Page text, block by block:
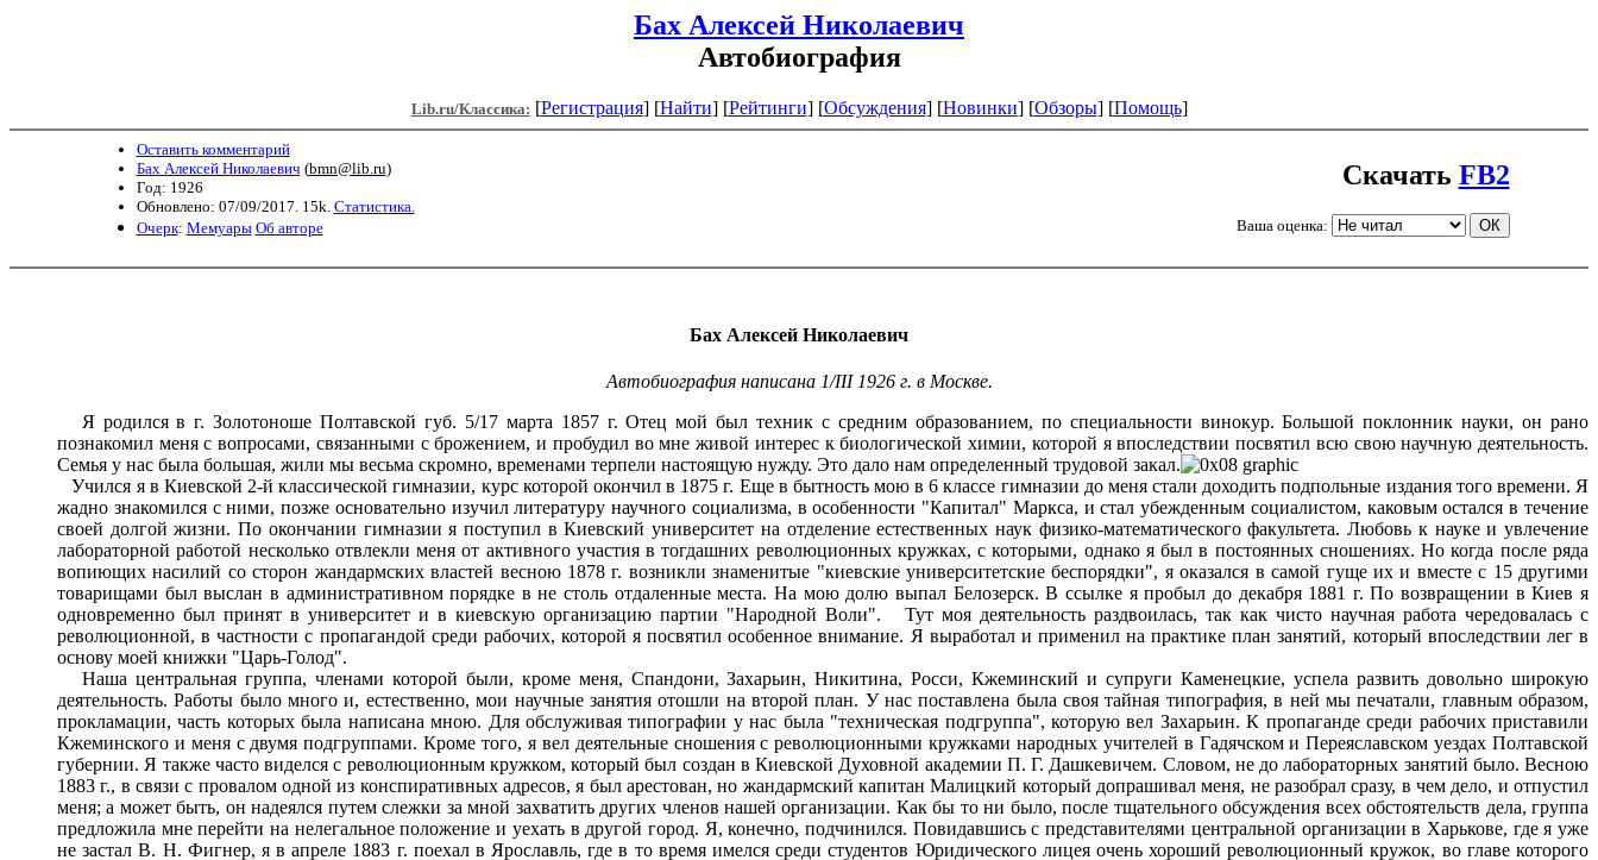
Бах Алексей Николаевич
Автобиография
Lib.ru/Классика: [Регистрация] [Найти] [Рейтинги] [Обсуждения] [Новинки] [Обзоры] [Помощь]
Оставить комментарий
Бах Алексей Николаевич (bmn@lib.ru)
Год: 1926
Обновлено: 07/09/2017. 15k. Статистика.
Очерк: Мемуары Об авторе
Скачать FB2
Ваша оценка:
Бах Алексей Николаевич
Автобиография написана 1/III 1926 г. в Москве.
Я родился в г. Золотоноше Полтавской губ. 5/17 марта 1857 г. Отец мой был техник с средним образованием, по специальности винокур. Большой поклонник науки, он рано
познакомил меня с вопросами, связанными с брожением, и пробудил во мне живой интерес к биологической химии, которой я впоследствии посвятил всю свою научную деятельность.
Семья у нас была большая, жили мы весьма скромно, временами терпели настоящую нужду. Это дало нам определенный трудовой закал.
Учился я в Киевской 2-й классической гимназии, курс которой окончил в 1875 г. Еще в бытность мою в 6 классе гимназии до меня стали доходить подпольные издания того времени. Я
жадно знакомился с ними, позже основательно изучил литературу научного социализма, в особенности "Капитал" Маркса, и стал убежденным социалистом, каковым остался в течение
своей долгой жизни. По окончании гимназии я поступил в Киевский университет на отделение естественных наук физико-математического факультета. Любовь к науке и увлечение
лабораторной работой несколько отвлекли меня от активного участия в тогдашних революционных кружках, с которыми, однако я был в постоянных сношениях. Но когда после ряда
вопиющих насилий со сторон жандармских властей весною 1878 г. возникли знаменитые "киевские университетские беспорядки", я оказался в самой гуще их и вместе с 15 другими
товарищами был выслан в административном порядке в не столь отдаленные места. На мою долю выпал Белозерск. В ссылке я пробыл до декабря 1881 г. По возвращении в Киев я
одновременно был принят в университет и в киевскую организацию партии "Народной Воли". Тут моя деятельность раздвоилась, так как чисто научная работа чередовалась с
революционной, в частности с пропагандой среди рабочих, которой я посвятил особенное внимание. Я выработал и применил на практике план занятий, который впоследствии лег в
основу моей книжки "Царь-Голод".
Наша центральная группа, членами которой были, кроме меня, Спандони, Захарьин, Никитина, Росси, Кжеминский и супруги Каменецкие, успела развить довольно широкую
деятельность. Работы было много и, естественно, мои научные занятия отошли на второй план. У нас поставлена была своя тайная типография, в ней мы печатали, главным образом,
прокламации, часть которых была написана мною. Для обслуживая типографии у нас была "техническая подгруппа", которую вел Захарьин. К пропаганде среди рабочих приставили
Кжеминского и меня с двумя подгруппами. Кроме того, я вел деятельные сношения с революционными кружками народных учителей в Гадячском и Переяславском уездах Полтавской
губернии. Я также часто виделся с революционным кружком, который был создан в Киевской Духовной академии П. Г. Дашкевичем. Словом, не до лабораторных занятий было. Весною
1883 г., в связи с провалом одной из конспиративных адресов, я был apecтован, но жандармский капитан Малицкий который допрашивал меня, не разобрал сразу, в чем дело, и отпустил
меня; а может быть, он надеялся путем слежки за мной захватить других членов нашей организации. Как бы то ни было, после тщательного обсуждения всех обстоятельств дела, группа
предложила мне перейти на нелегальное положение и уехать в другой город. Я, конечно, подчинился. Повидавшись с представителями центральной организации в Харькове, где я уже
не застал В. Н. Фигнер, я в апреле 1883 г. поехал в Ярославль, где в то время имелся среди студентов Юридического лицея очень хороший революционный кружок, во главе которого